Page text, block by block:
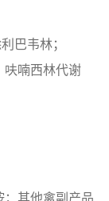
巴韦林；
呋喃西林代谢
其他禽副产品